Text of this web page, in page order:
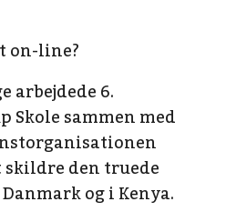
on-line?
arbejdede 6.
Skole sammen med
skildre den truede
og i Kenya.